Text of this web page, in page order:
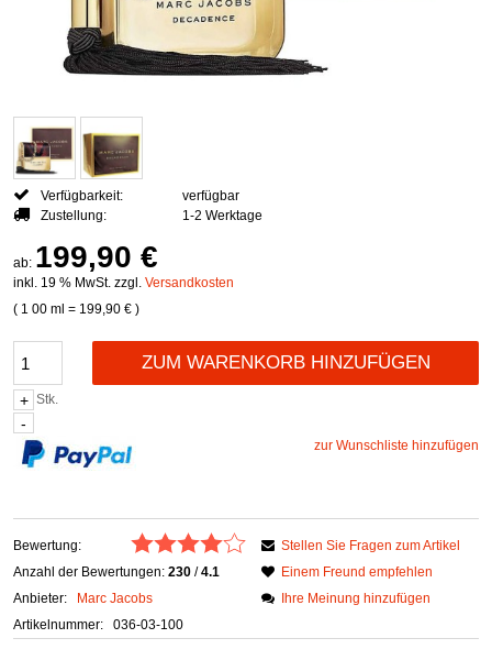
Verfügbarkeit:
verfügbar
Zustellung:
1-2 Werktage
ab: 199,90 €
inkl. 19 % MwSt. zzgl. Versandkosten
( 1 00 ml = 199,90 € )
Stk.
ZUM WARENKORB HINZUFÜGEN
zur Wunschliste hinzufügen
Bewertung:
Anzahl der Bewertungen: 230 /4.1
Anbieter:
Marc Jacobs
Artikelnummer:
036-03-100
Stellen Sie Fragen zum Artikel
Einem Freund empfehlen
Ihre Meinung hinzufügen